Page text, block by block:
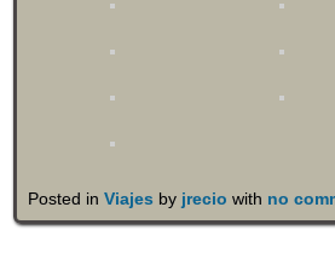
Posted in Viajes by jrecio with no